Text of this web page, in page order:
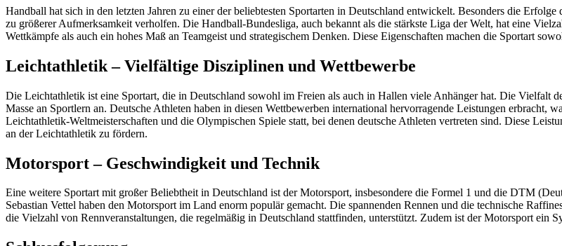
Handball hat sich in den letzten Jahren zu einer der beliebtesten Sportarten in Deutschland entwickelt. Besonders die
zu größerer Aufmerksamkeit verholfen. Die Handball-Bundesliga, auch bekannt als die stärkste Liga der Welt, hat eine
Wettkämpfe als auch ein hohes Maß an Teamgeist und strategischem Denken. Diese Eigenschaften machen die Sportart
Leichtathletik – Vielfältige Disziplinen und Wettbewerbe
Die Leichtathletik ist eine Sportart, die in Deutschland sowohl im Freien als auch in Hallen viele Anhänger hat. Die Vielfalt
Masse an Sportlern an. Deutsche Athleten haben in diesen Wettbewerben international hervorragende Leistungen erbracht,
Leichtathletik-Weltmeisterschaften und die Olympischen Spiele statt, bei denen deutsche Athleten vertreten sind. Diese
an der Leichtathletik zu fördern.
Motorsport – Geschwindigkeit und Technik
Eine weitere Sportart mit großer Beliebtheit in Deutschland ist der Motorsport, insbesondere die Formel 1 und die DTM
Sebastian Vettel haben den Motorsport im Land enorm populär gemacht. Die spannenden Rennen und die technische
die Vielzahl von Rennveranstaltungen, die regelmäßig in Deutschland stattfinden, unterstützt. Zudem ist der Motorsport